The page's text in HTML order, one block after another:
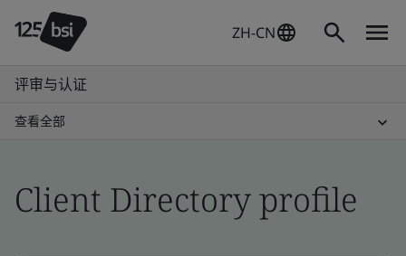
ZH-CN
评审与认证
查看全部
Client Directory profile